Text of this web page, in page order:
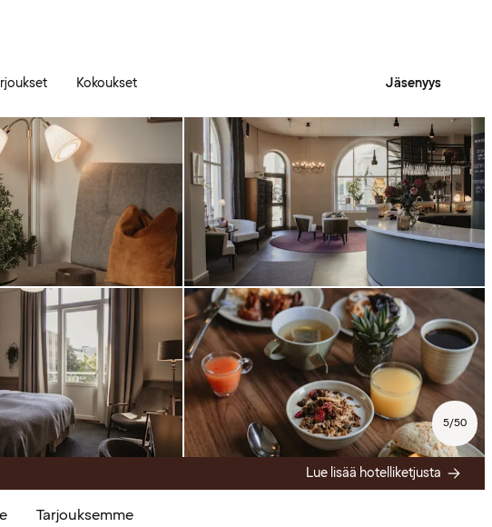
Kokoukset Jäsenyys
5/50
Lue lisää hotelliketjusta
Tarjouksemme